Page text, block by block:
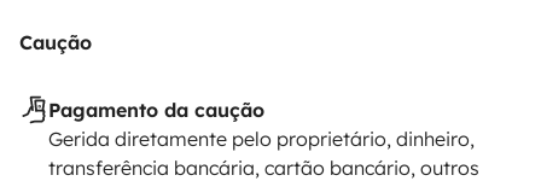
Caução
Pagamento da caução
Gerida diretamente pelo proprietário, dinheiro,
transferência bancária, cartão bancário, outros